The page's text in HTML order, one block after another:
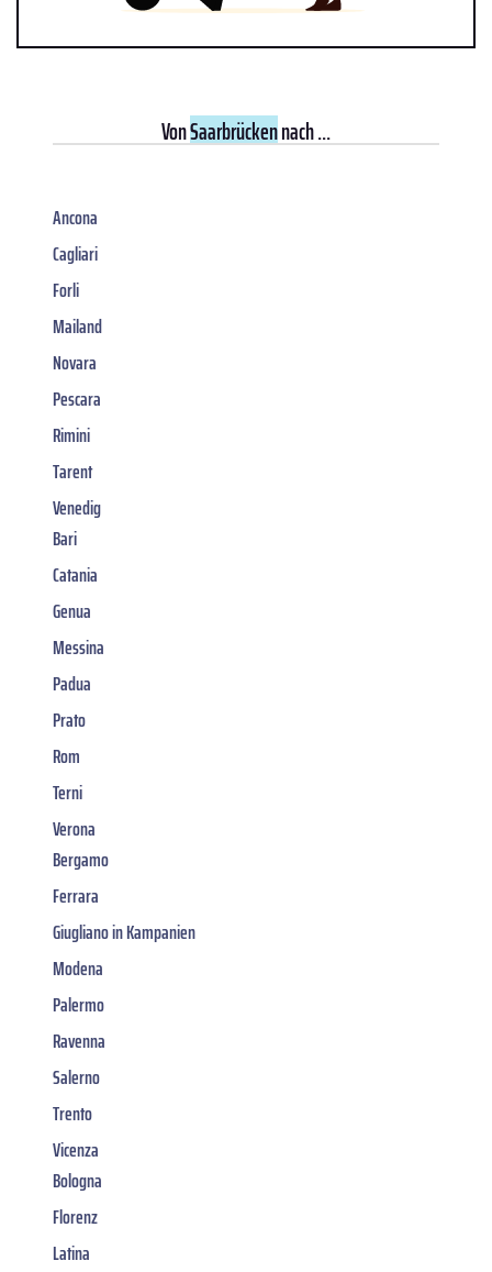
VonSaarbrückennach ...
Ancona
Cagliari
Forli
Mailand
Novara
Pescara
Rimini
Tarent
Venedig
Bari
Catania
Genua
Messina
Padua
Prato
Rom
Terni
Verona
Bergamo
Ferrara
Giugliano in Kampanien
Modena
Palermo
Ravenna
Salerno
Trento
Vicenza
Bologna
Florenz
Latina